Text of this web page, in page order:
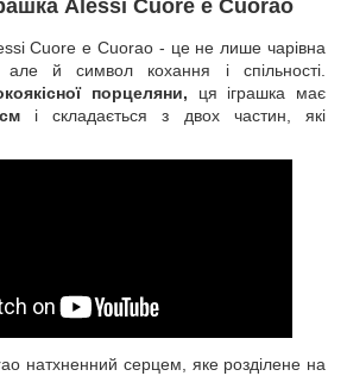
Alessi Cuore e Cuorao
Cuore e Cuorao - це не лише чарівна
але й символ кохання і спільності.
порцеляни, ця іграшка має
і складається з двох частин, які
натхненний серцем, яке розділене на